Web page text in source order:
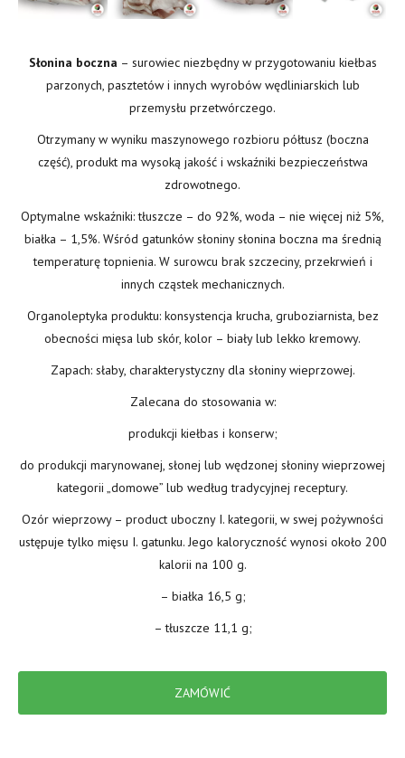
Słonina boczna – surowiec niezbędny w przygotowaniu kiełbas
parzonych, pasztetów i innych wyrobów wędliniarskich lub
przemysłu przetwórczego.
Otrzymany w wyniku maszynowego rozbioru półtusz (boczna
część), produkt ma wysoką jakość i wskaźniki bezpieczeństwa
zdrowotnego.
Optymalne wskaźniki: tłuszcze – do 92%, woda – nie więcej niż 5%,
białka – 1,5%. Wśród gatunków słoniny słonina boczna ma średnią
temperaturę topnienia. W surowcu brak szczeciny, przekrwień i
innych cząstek mechanicznych.
Organoleptyka produktu: konsystencja krucha, gruboziarnista, bez
obecności mięsa lub skór, kolor – biały lub lekko kremowy.
Zapach: słaby, charakterystyczny dla słoniny wieprzowej.
Zalecana do stosowania w:
produkcji kiełbas i konserw;
do produkcji marynowanej, słonej lub wędzonej słoniny wieprzowej
kategorii „domowe” lub według tradycyjnej receptury.
Ozór wieprzowy – product uboczny I. kategorii, w swej pożywności
ustępuje tylko mięsu I. gatunku. Jego kaloryczność wynosi około 200
kalorii na 100 g.
– białka 16,5 g;
– tłuszcze 11,1 g;
ZAMÓWIĆ